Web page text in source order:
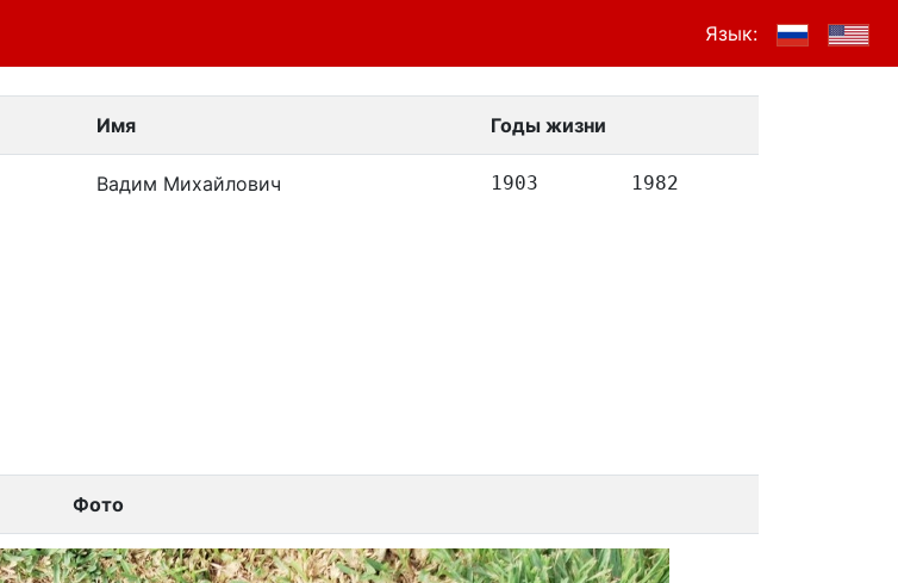
Язык:
Имя Годы жизни
Вадим Михайлович 1903 1982
Фото